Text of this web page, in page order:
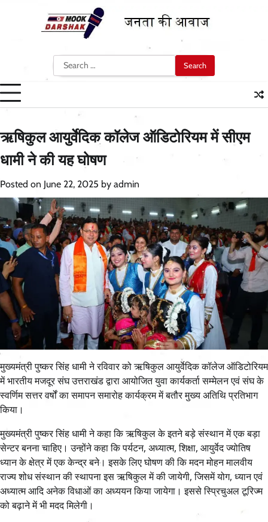
Search
for:
ऋषिकुल आयुर्वेदिक कॉलेज ऑडिटोरियम में सीएम
धामी ने की यह घोषण
Posted on June 22, 2025 by admin
मुख्यमंत्री पुष्कर सिंह धामी ने रविवार को ऋषिकुल आयुर्वेदिक कॉलेज ऑडिटोरियम
में भारतीय मजदूर संघ उत्तराखंड द्वारा आयोजित युवा कार्यकर्ता सम्मेलन एवं संघ के
स्वर्णिम सत्तर वर्षों का समापन समारोह कार्यक्रम में बतौर मुख्य अतिथि प्रतिभाग
किया।
मुख्यमंत्री पुष्कर सिंह धामी ने कहा कि ऋषिकुल के इतने बड़े संस्थान में एक बड़ा
सेन्टर बनना चाहिए। उन्होंने कहा कि पर्यटन, अध्यात्म, शिक्षा, आयुर्वेद ज्योतिष
ध्यान के क्षेत्र में एक केन्द्र बने। इसके लिए घोषण की कि मदन मोहन मालवीय
राज्य शोध संस्थान की स्थापना इस ऋषिकुल में की जायेगी, जिसमें योग, ध्यान एवं
अध्यात्म आदि अनेक विधाओं का अध्ययन किया जायेगा। इससे स्प्रिचुअल टूरिज्म
को बढ़ाने में भी मदद मिलेगी।